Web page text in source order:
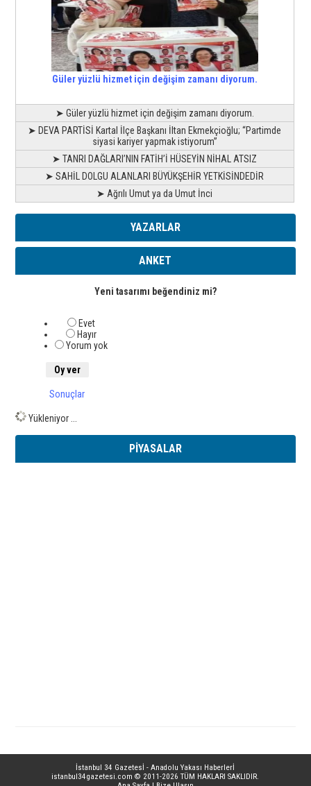
Güler yüzlü hizmet için değişim zamanı diyorum.
➤ Güler yüzlü hizmet için değişim zamanı diyorum.
➤ DEVA PARTİSİ Kartal İlçe Başkanı İltan Ekmekçioğlu; “Partimde
siyasi kariyer yapmak istiyorum”
➤ TANRI DAĞLARI’NIN FATİH’İ HÜSEYİN NİHAL ATSIZ
➤ SAHİL DOLGU ALANLARI BÜYÜKŞEHİR YETKİSİNDEDİR
➤ Ağrılı Umut ya da Umut İnci
YAZARLAR
ANKET
Yeni tasarımı beğendiniz mi?
Evet
Hayır
Yorum yok
Sonuçlar
Yükleniyor ...
PİYASALAR
İstanbul 34 Gazetesİ - Anadolu Yakası Haberlerİ
istanbul34gazetesi.com © 2011-2026 TÜM HAKLARI SAKLIDIR.